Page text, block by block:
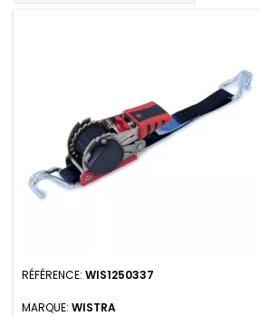
RÉFÉRENCE: WIS1250337
MARQUE: WISTRA